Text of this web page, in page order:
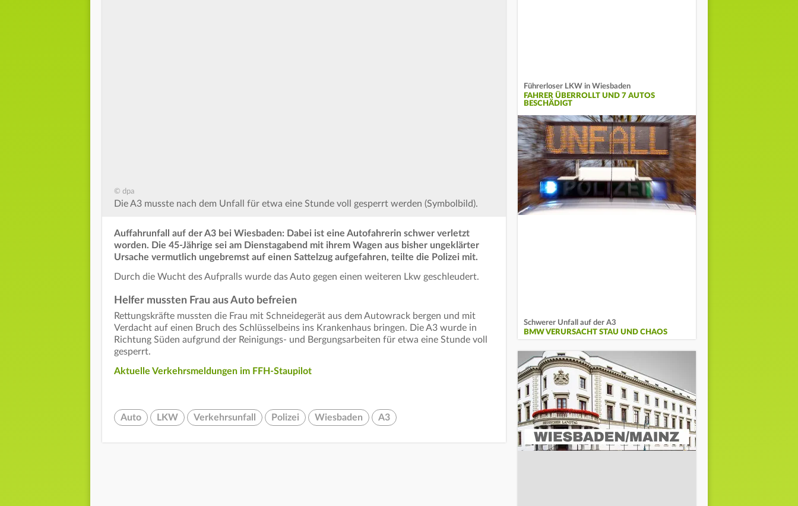
© dpa
Die A3 musste nach dem Unfall für etwa eine Stunde voll gesperrt werden (Symbolbild).
Auffahrunfall auf der A3 bei Wiesbaden: Dabei ist eine Autofahrerin schwer verletzt
worden. Die 45-Jährige sei am Dienstagabend mit ihrem Wagen aus bisher ungeklärter
Ursache vermutlich ungebremst auf einen Sattelzug aufgefahren, teilte die Polizei mit.
Durch die Wucht des Aufpralls wurde das Auto gegen einen weiteren Lkw geschleudert.
Helfer mussten Frau aus Auto befreien
Rettungskräfte mussten die Frau mit Schneidegerät aus dem Autowrack bergen und mit
Verdacht auf einen Bruch des Schlüsselbeins ins Krankenhaus bringen. Die A3 wurde in
Richtung Süden aufgrund der Reinigungs- und Bergungsarbeiten für etwa eine Stunde voll
gesperrt.
Aktuelle Verkehrsmeldungen im FFH-Staupilot
Auto LKW Verkehrsunfall Polizei Wiesbaden A3
Führerloser LKW in Wiesbaden
FAHRER ÜBERROLLT UND 7 AUTOS
BESCHÄDIGT
Schwerer Unfall auf der A3
BMW VERURSACHT STAU UND CHAOS